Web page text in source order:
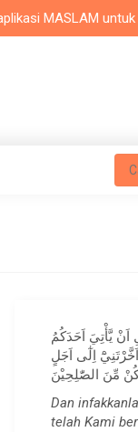
MASLAM untuk
اَنْ يَّأْتِيَ اَحَدَكُمُ
اِلٰٓى اَجَلٍ
مِّنَ الصّٰلِحِيْنَ
Dan
telah Kami